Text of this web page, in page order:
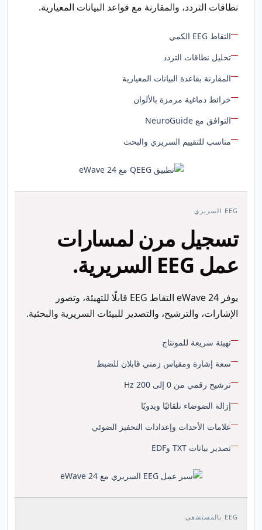
نطاقات التردد، والمقارنة مع قواعد البيانات المعيارية.
التقاط EEG الكمي
تحليل نطاقات التردد
المقارنة بقاعدة البيانات المعيارية
خرائط دماغية مرمزة بالألوان
التوافق مع NeuroGuide
مناسب للتقييم السريري والبحث
EEG السريري
تسجيل مرن لمسارات
عمل EEG السريرية.
يوفر eWave 24 التقاط EEG قابلًا للتهيئة، وتصور
الإشارات، والترشيح، والتصدير للبيئات السريرية والبحثية.
تهيئة سريعة للمونتاج
سعة إشارة ومقياس زمني قابلان للضبط
ترشيح رقمي من 0 إلى 200 Hz
إزالة الضوضاء تلقائيًا ويدويًا
علامات الأحداث وإعدادات التحفيز الضوئي
تصدير بيانات TXT وEDF
EEG بالمستشفى